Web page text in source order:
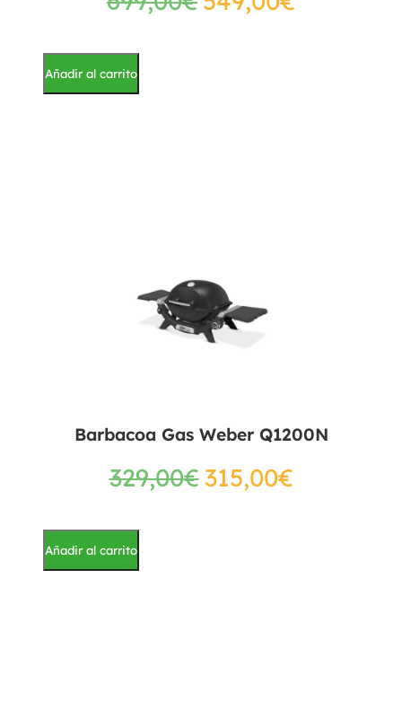
Añadir al carrito
Barbacoa Gas Weber Q1200N
329,00€315,00€
Añadir al carrito